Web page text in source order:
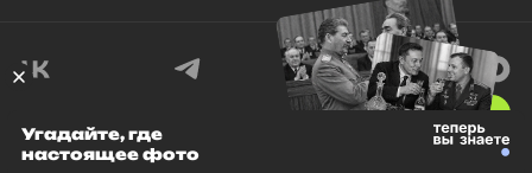
© 1999–2026 Все права защищены.
Угадайте, где
настоящее фото